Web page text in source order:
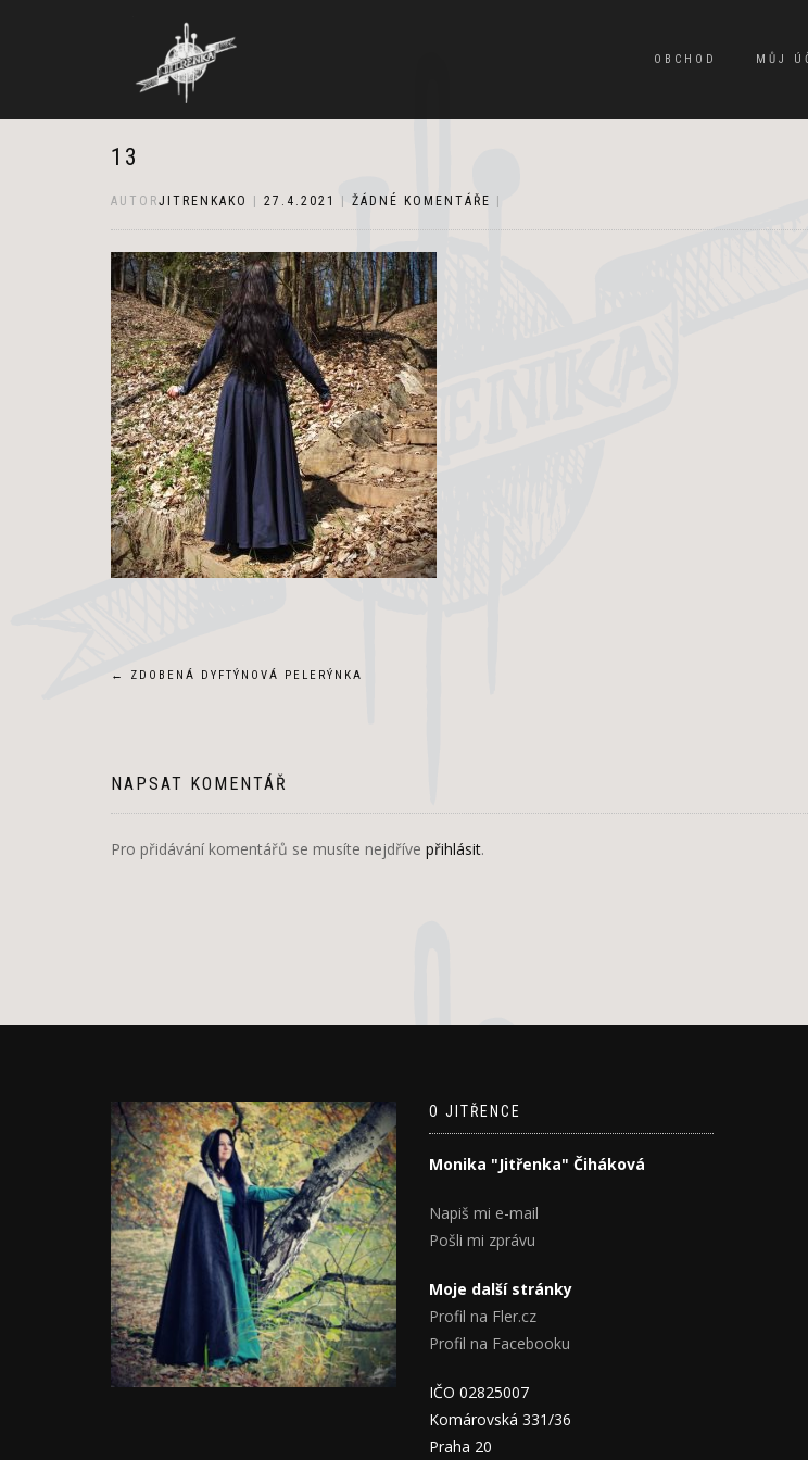
OBCHOD MŮJ
13
AUTORJITRENKAKO 27.4.2021 ŽÁDNÉ KOMENTÁŘE
Navigace
příspěvek
← ZDOBENÁ DYFTÝNOVÁ PELERÝNKA
NAPSAT KOMENTÁŘ
Pro přidávání komentářů se musíte nejdříve přihlásit.
O JITŘENCE
Monika "Jitřenka" Čiháková
Napiš mi e-mail
Pošli mi zprávu
Moje další stránky
Profil na Fler.cz
Profil na Facebooku
IČO 02825007
Komárovská 331/36
Praha 20